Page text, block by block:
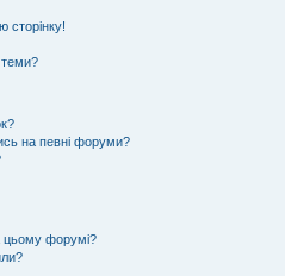
сторінку!
теми?
на певні форуми?
цьому форумі?